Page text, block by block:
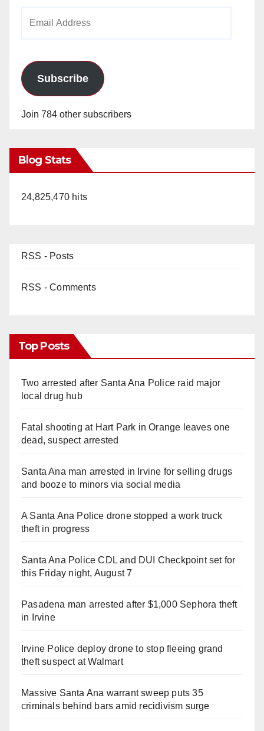
Subscribe
Join 784 other subscribers
Blog Stats
24,825,470 hits
RSS - Posts
RSS - Comments
Top Posts
Two arrested after Santa Ana Police raid major
local drug hub
Fatal shooting at Hart Park in Orange leaves one
dead, suspect arrested
Santa Ana man arrested in Irvine for selling drugs
and booze to minors via social media
A Santa Ana Police drone stopped a work truck
theft in progress
Santa Ana Police CDL and DUI Checkpoint set for
this Friday night, August 7
Pasadena man arrested after $1,000 Sephora theft
in Irvine
Irvine Police deploy drone to stop fleeing grand
theft suspect at Walmart
Massive Santa Ana warrant sweep puts 35
criminals behind bars amid recidivism surge